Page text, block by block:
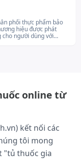
phối thực phẩm bảo
hiệu được phát
người dùng với
online từ
kết nối các
tôi mong
"tủ thuốc gia